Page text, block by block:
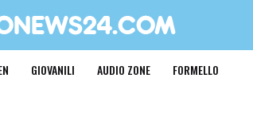
GIOVANILI AUDIO ZONE FORMELLO